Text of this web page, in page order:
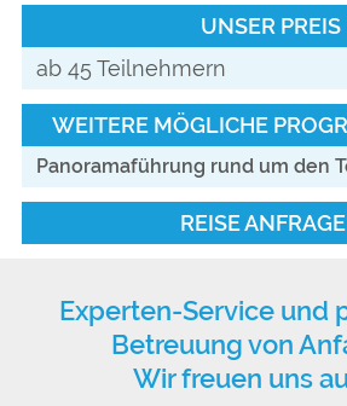
UNSER PREIS
ab 45 Teilnehmern
WEITERE MÖGLICHE
Panoramaführung rund um den
REISE
Experten-Service und
Betreuung von
Wir freuen uns